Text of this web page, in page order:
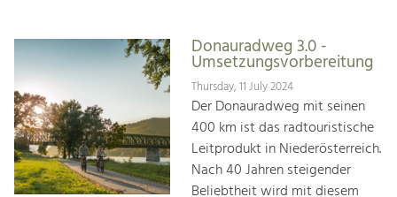
Donauradweg 3.0 -
Umsetzungsvorbereitung
Thursday, 11 July 2024
Der Donauradweg mit seinen
400 km ist das radtouristische
Leitprodukt in Niederösterreich.
Nach 40 Jahren steigender
Beliebtheit wird mit diesem